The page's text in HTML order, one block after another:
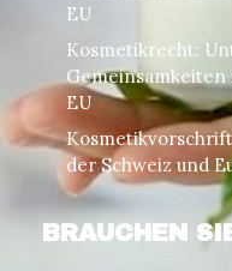
EU
Kosmetikrecht:
EU
der Schweiz und
BRAUCHEN
Italian (Schweiz)